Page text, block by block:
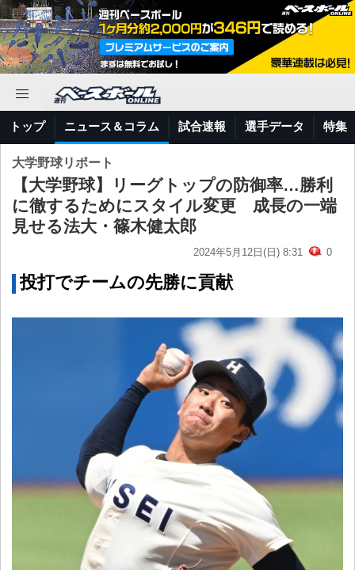
トップ ニュース＆コラム 試合速報 選手データ 特集
大学野球リポート
【大学野球】リーグトップの防御率…勝利
に徹するためにスタイル変更 成長の一端
見せる法大・篠木健太郎
2024年5月12日(日) 8:31 0
投打でチームの先勝に貢献